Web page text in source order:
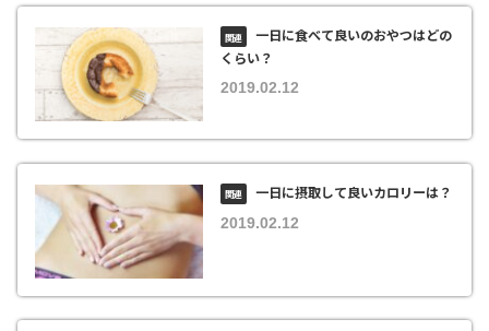
一日に食べて良いのおやつはどの
くらい？
2019.02.12
一日に摂取して良いカロリーは？
2019.02.12